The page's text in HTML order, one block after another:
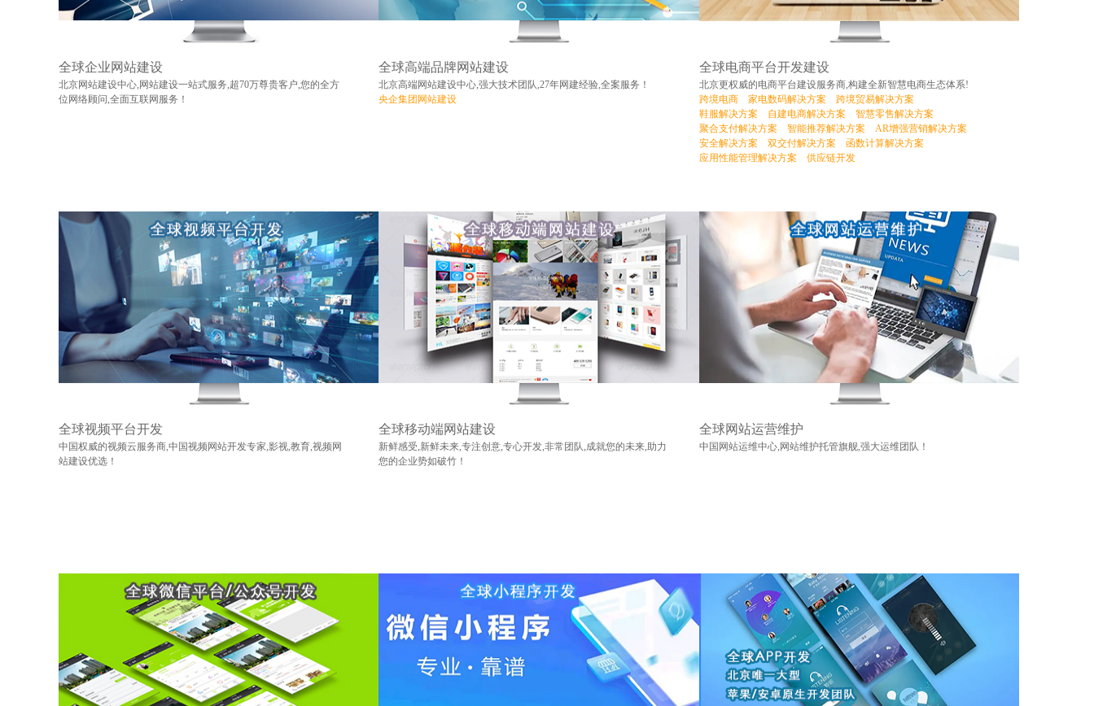
全球企业网站建设
北京网站建设中心,网站建设一站式服务,超70万尊贵客户,您的全方
位网络顾问,全面互联网服务！
全球高端品牌网站建设
北京高端网站建设中心,强大技术团队,27年网建经验,全案服务！
央企集团网站建设
全球电商平台开发建设
北京更权威的电商平台建设服务商,构建全新智慧电商生态体系!
跨境电商
家电数码解决方案
跨境贸易解决方案
鞋服解决方案
自建电商解决方案
智慧零售解决方案
聚合支付解决方案
智能推荐解决方案
AR增强营销解决方案
安全解决方案
双交付解决方案
函数计算解决方案
应用性能管理解决方案
供应链开发
全球视频平台开发
中国权威的视频云服务商,中国视频网站开发专家,影视,教育,视频网
站建设优选！
全球移动端网站建设
新鲜感受,新鲜未来,专注创意,专心开发,非常团队,成就您的未来,助力
您的企业势如破竹！
全球网站运营维护
中国网站运维中心,网站维护托管旗舰,强大运维团队！